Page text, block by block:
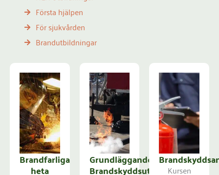
Första hjälpen
För sjukvården
Brandutbildningar
Brandfarliga
heta
Grundläggande
Brandskyddsutbildning
Kursen